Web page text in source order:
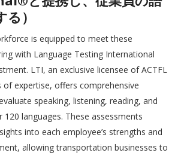
）
is equipped to meet these
with Language Testing International
LTI, an exclusive licensee of ACTFL
of expertise, offers comprehensive
speaking, listening, reading, and
120 languages. These assessments
into each employee’s strengths and
allowing transportation businesses to